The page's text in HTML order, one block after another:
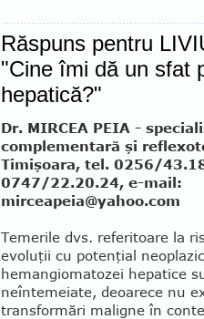
Răspuns pentru
"Cine îmi dă un sfat
hepatică?"
Dr. MIRCEA PEIA -
complementară şi
Timişoara, tel. 0256/
0747/22.20.24, e-mail:
mirceapeia@yahoo.com
Temerile dvs. referitoare la
evoluţii cu potenţial
hemangiomatozei hepa­tice
neîntemeiate, deoarece nu
trans­formări maligne în